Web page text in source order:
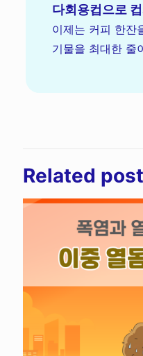
다회용컵으로
이제는 커피 한잔
기물을 최대한
Related